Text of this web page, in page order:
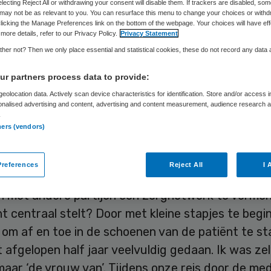
stellen we onze cliënten centraal.
Maar doen we dat ook? Want ondertussen
graag de eigen organisatie en onze medewerkers
In het huidige zorglandschap staan deze
we bestaande beschermingsmechanismen
met andere partijen een zorgnetwerk te
centraal stelt? Door met kleine stapjes te
af en toe in de schoenen van de patiënt te
afgelopen half jaar veelvuldig gedaan. Ik was
‘de vrouw van’. Tijdens onze reis door de
Reject All or withdrawing your consent will disable them. If trackers are disabled,
not be as relevant to you. You can resurface this menu to change your choices or
the Manage Preferences link on the bottom of the webpage. Your choices will have
details, refer to our Privacy Policy.
Privacy Statement
not? Then we only place essential and statistical cookies, these do not record any data
partners process data to provide:
data. Actively scan device characteristics for identification. Store and/or access
advertising and content, advertising and content measurement, audience research
(vendors)
Reject All I